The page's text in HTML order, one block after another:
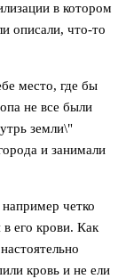
в котором
описали, что-то
место, где бы
не все были
земли\"
и занимали
четко
его крови. Как
кровь и не ели